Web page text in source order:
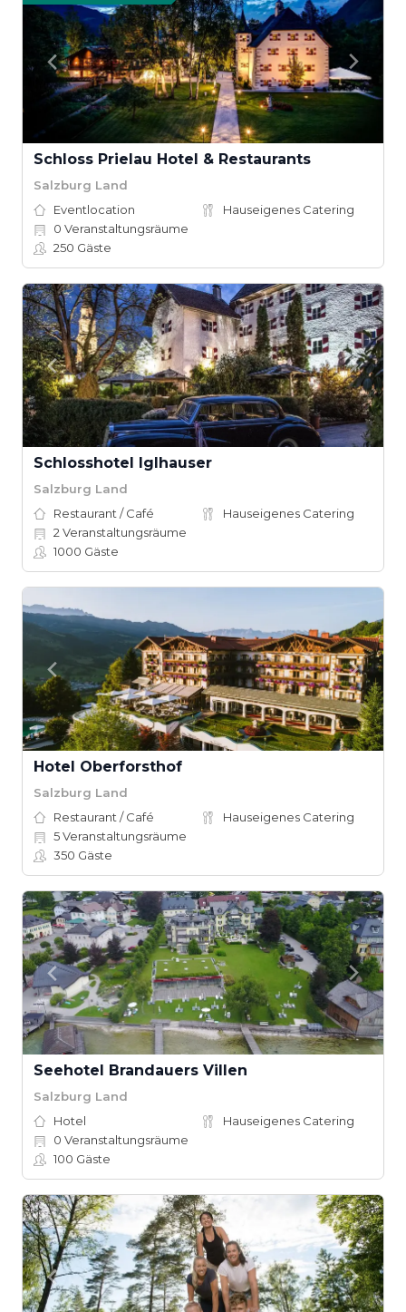
Schloss Prielau Hotel & Restaurants
Salzburg Land
Eventlocation
Hauseigenes Catering
0 Veranstaltungsräume
250 Gäste
Schlosshotel Iglhauser
Salzburg Land
Restaurant / Café
Hauseigenes Catering
2 Veranstaltungsräume
1000 Gäste
Hotel Oberforsthof
Salzburg Land
Restaurant / Café
Hauseigenes Catering
5Veranstaltungsräume
350 Gäste
Seehotel Brandauers Villen
Salzburg Land
Hotel
Hauseigenes Catering
0 Veranstaltungsräume
100 Gäste